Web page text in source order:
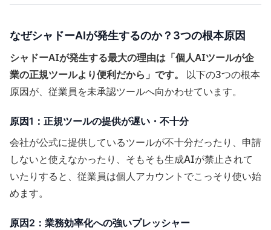
なぜシャドーAIが発生するのか？3つの根本原因
シャドーAIが発生する最大の理由は「個人AIツールが企
業の正規ツールより便利だから」です。
以下の3つの根本
原因が、従業員を未承認ツールへ向かわせています。
原因1：正規ツールの提供が遅い・不十分
会社が公式に提供しているツールが不十分だったり、申請
しないと使えなかったり、そもそも生成AIが禁止されて
いたりすると、従業員は個人アカウントでこっそり使い始
めます。
原因2：業務効率化への強いプレッシャー